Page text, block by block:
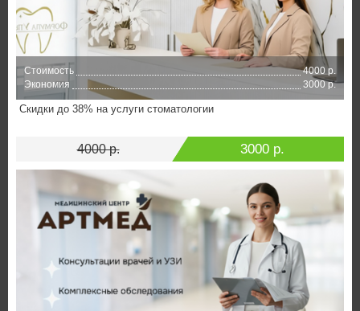
Стоимость
4000 р.
Экономия
3000 р.
Скидки до 38% на услуги стоматологии
4000 р. 3000 р.